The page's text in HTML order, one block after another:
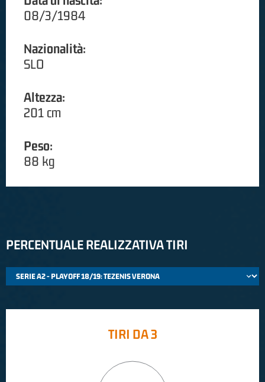
08/3/1984
Nazionalità:
SLO
Altezza:
201 cm
Peso:
88 kg
PERCENTUALE REALIZZATIVA TIRI
TIRI DA 3